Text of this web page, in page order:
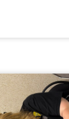
центр